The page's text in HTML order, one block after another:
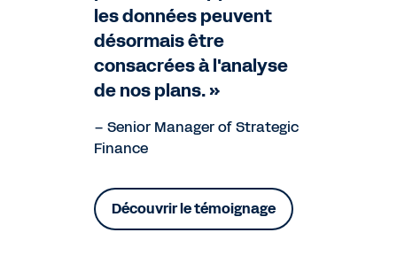
les données peuvent
désormais être
consacrées à l'analyse
de nos plans. »
– Senior Manager of Strategic
Finance
Découvrir le témoignage